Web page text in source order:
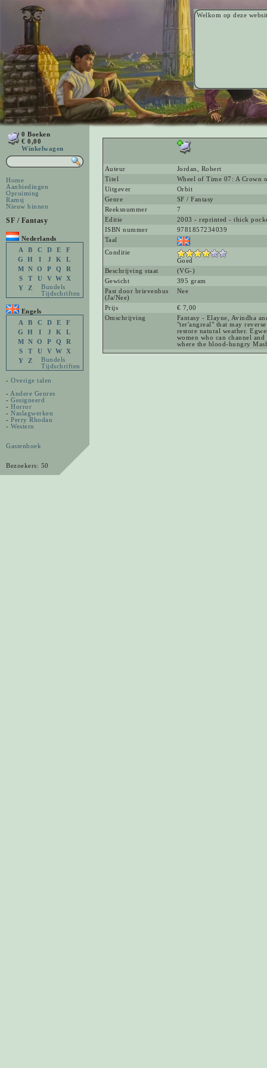
Welkom op deze
0 Boeken
€ 0,00
Winkelwagen
Home
Aanbiedingen
Opruiming
Ramsj
Nieuw binnen
SF / Fantasy
Nederlands
A
B C D E
F
G
H I J K
L
M
N O P Q
R
S
T U V W
X
Y
Z
Bundels
Tijdschriften
Engels
A
B C D E
F
G
H I J K
L
M
N O P Q
R
S
T U V W
X
Y
Z
Bundels
Tijdschriften
- Overige talen
- Andere Genres
- Gesigneerd
- Horror
- Naslagwerken
- Perry Rhodan
- Western
Gastenboek
Bezoekers: 50
Auteur
Jordan, Robert
Titel
Wheel of Time 07: A Crown
Uitgever
Orbit
Genre
SF / Fantasy
Reeksnummer
7
Editie
2003 - reprinted - thick
ISBN nummer
9781857234039
Taal
Conditie
Goed
Beschrijving staat
(VG-)
Gewicht
395 gram
Past door brievenbus
(Ja/Nee)
Nee
Prijs
€ 7,00
Omschrijving
Fantasy - Elayne, Avindha
"ter'angreal" that may
restore natural weather.
women who can channel and
where the blood-hungry